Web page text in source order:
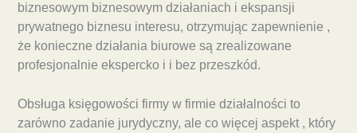
biznesowym biznesowym działaniach i ekspansji
prywatnego biznesu interesu, otrzymując zapewnienie ,
że konieczne działania biurowe są zrealizowane
profesjonalnie ekspercko i i bez przeszkód.
Obsługa księgowości firmy w firmie działalności to
zarówno zadanie jurydyczny, ale co więcej aspekt , który